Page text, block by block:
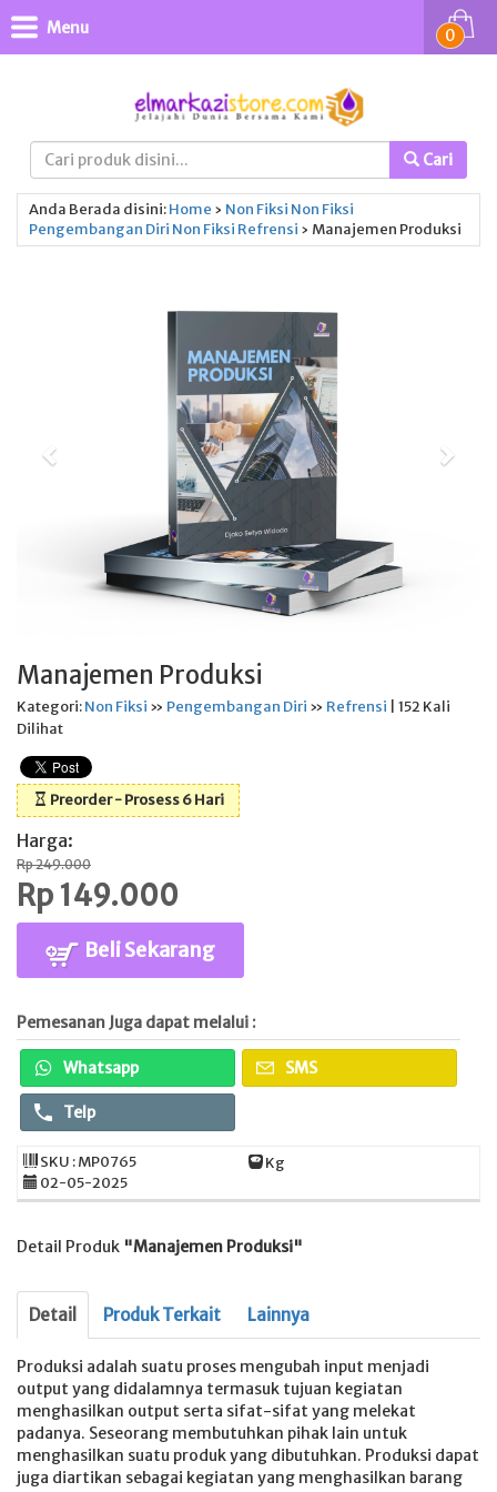
Cari
0
Menu
Anda Berada disini:Home › Non Fiksi Non Fiksi
Pengembangan Diri Non Fiksi Refrensi › Manajemen Produksi
Manajemen Produksi
Kategori:Non Fiksi » Pengembangan Diri » Refrensi | 152 Kali
Dilihat
Preorder - Prosess 6 Hari
Harga:
Rp 249.000
Rp 149.000
Beli Sekarang
Pemesanan Juga dapat melalui :
Whatsapp SMS
Telp
SKU : MP0765
Kg
02-05-2025
Detail Produk "Manajemen Produksi"
Detail Produk Terkait Lainnya
Produksi adalah suatu proses mengubah input menjadi
output yang didalamnya termasuk tujuan kegiatan
menghasilkan output serta sifat-sifat yang melekat
padanya. Seseorang membutuhkan pihak lain untuk
menghasilkan suatu produk yang dibutuhkan. Produksi dapat
juga diartikan sebagai kegiatan yang menghasilkan barang